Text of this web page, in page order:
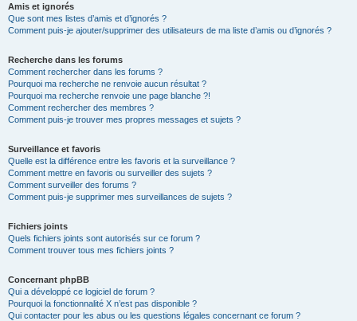
Amis et ignorés
Que sont mes listes d’amis et d’ignorés ?
Comment puis-je ajouter/supprimer des utilisateurs de ma liste d’amis ou d’ignorés ?
Recherche dans les forums
Comment rechercher dans les forums ?
Pourquoi ma recherche ne renvoie aucun résultat ?
Pourquoi ma recherche renvoie une page blanche ?!
Comment rechercher des membres ?
Comment puis-je trouver mes propres messages et sujets ?
Surveillance et favoris
Quelle est la différence entre les favoris et la surveillance ?
Comment mettre en favoris ou surveiller des sujets ?
Comment surveiller des forums ?
Comment puis-je supprimer mes surveillances de sujets ?
Fichiers joints
Quels fichiers joints sont autorisés sur ce forum ?
Comment trouver tous mes fichiers joints ?
Concernant phpBB
Qui a développé ce logiciel de forum ?
Pourquoi la fonctionnalité X n’est pas disponible ?
Qui contacter pour les abus ou les questions légales concernant ce forum ?